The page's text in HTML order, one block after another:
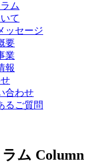
ム
て
ッセージ
要
業
報
合わせ
るご質問
ム Column